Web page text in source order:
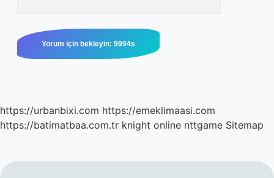
https://urbanbixi.com https://emeklimaasi.com
https://batimatbaa.com.tr knight online nttgame Sitemap